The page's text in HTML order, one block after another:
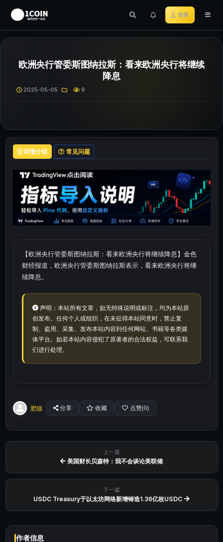
登录
欧洲央行管委斯图纳拉斯：看来欧洲央行将继续
降息
2025-05-05 9
详情介绍 常见问题
【欧洲央行管委斯图纳拉斯：看来欧洲央行将继续降息】金色
财经报道，欧洲央行管委斯图纳拉斯表示，看来欧洲央行将继
续降息。
声明：本站所有文章，如无特殊说明或标注，均为本站原
创发布。任何个人或组织，在未征得本站同意时，禁止复
制、盗用、采集、发布本站内容到任何网站、书籍等各类媒
体平台。如若本站内容侵犯了原著者的合法权益，可联系我
们进行处理。
肥猫 分享 收藏 点赞(0)
上一篇
美国财长贝森特：我不会谈论美联储
下一篇
USDC Treasury于以太坊网络新增铸造1.36亿枚USDC
作者信息